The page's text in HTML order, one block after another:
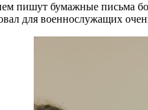
пишут бумажные письма
для военнослужащих